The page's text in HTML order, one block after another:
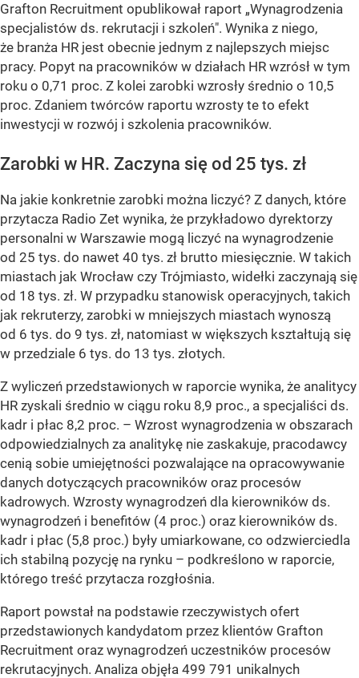
Grafton Recruitment opublikował raport „Wynagrodzenia
specjalistów ds. rekrutacji i szkoleń". Wynika z niego,
że branża HR jest obecnie jednym z najlepszych miejsc
pracy. Popyt na pracowników w działach HR wzrósł w tym
roku o 0,71 proc. Z kolei zarobki wzrosły średnio o 10,5
proc. Zdaniem twórców raportu wzrosty te to efekt
inwestycji w rozwój i szkolenia pracowników.
Zarobki w HR. Zaczyna się od 25 tys. zł
Na jakie konkretnie zarobki można liczyć? Z danych, które
przytacza Radio Zet wynika, że przykładowo dyrektorzy
personalni w Warszawie mogą liczyć na wynagrodzenie
od 25 tys. do nawet 40 tys. zł brutto miesięcznie. W takich
miastach jak Wrocław czy Trójmiasto, widełki zaczynają się
od 18 tys. zł. W przypadku stanowisk operacyjnych, takich
jak rekruterzy, zarobki w mniejszych miastach wynoszą
od 6 tys. do 9 tys. zł, natomiast w większych kształtują się
w przedziale 6 tys. do 13 tys. złotych.
Z wyliczeń przedstawionych w raporcie wynika, że analitycy
HR zyskali średnio w ciągu roku 8,9 proc., a specjaliści ds.
kadr i płac 8,2 proc. – Wzrost wynagrodzenia w obszarach
odpowiedzialnych za analitykę nie zaskakuje, pracodawcy
cenią sobie umiejętności pozwalające na opracowywanie
danych dotyczących pracowników oraz procesów
kadrowych. Wzrosty wynagrodzeń dla kierowników ds.
wynagrodzeń i benefitów (4 proc.) oraz kierowników ds.
kadr i płac (5,8 proc.) były umiarkowane, co odzwierciedla
ich stabilną pozycję na rynku – podkreślono w raporcie,
którego treść przytacza rozgłośnia.
Raport powstał na podstawie rzeczywistych ofert
przedstawionych kandydatom przez klientów Grafton
Recruitment oraz wynagrodzeń uczestników procesów
rekrutacyjnych. Analiza objęła 499 791 unikalnych